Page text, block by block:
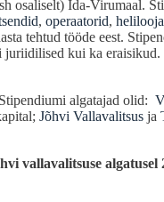
osaliselt) Ida-Virumaal.
, operaatorid,
tehtud tööde eest.
juriidilised kui ka eraisikud.
algatajad olid:
Jõhvi Vallavalitsusja
vallavalitsuse algatusel